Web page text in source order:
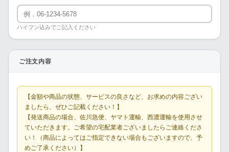
ハイフン込みでご記入ください
ご注文内容
【金額や商品の状態、サービスの良さなど、お求めの内容ござい
ましたら、ぜひご記載ください！】
【発送商品の場合、佐川急便、ヤマト運輸、西濃運輸を使用させ
ていただきます。ご希望の宅配業者ございましたらご連絡くださ
い！（商品によってはご指定できない場合もございますので、予
めご了承ください）】